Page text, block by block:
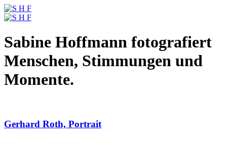
Sabine Hoffmann fotografiert
Menschen, Stimmungen und
Momente.
Gerhard Roth, Portrait